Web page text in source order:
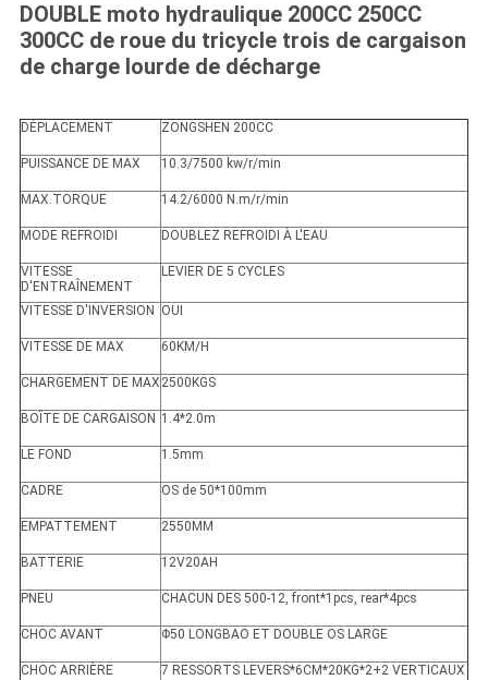
DOUBLE moto hydraulique 200CC 250CC
300CC de roue du tricycle trois de cargaison
de charge lourde de décharge
DÉPLACEMENT ZONGSHEN 200CC
PUISSANCE DE MAX 10.3/7500 kw/r/min
MAX.TORQUE 14.2/6000 N.m/r/min
MODE REFROIDI DOUBLEZ REFROIDI À L'EAU
VITESSE
D'ENTRAÎNEMENT
LEVIER DE 5 CYCLES
VITESSE D'INVERSION OUI
VITESSE DE MAX 60KM/H
CHARGEMENT DE MAX 2500KGS
BOÎTE DE CARGAISON 1.4*2.0m
LE FOND 1.5mm
CADRE OS de 50*100mm
EMPATTEMENT 2550MM
BATTERIE 12V20AH
PNEU CHACUN DES 500-12, front*1pcs, rear*4pcs
CHOC AVANT Φ50 LONGBAO ET DOUBLE OS LARGE
CHOC ARRIÈRE 7 RESSORTS LEVERS*6CM*20KG*2+2 VERTICAUX